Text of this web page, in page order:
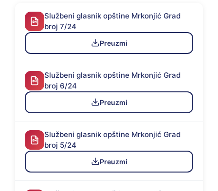
Službeni glasnik opštine Mrkonjić Grad
broj 7/24
Preuzmi
Službeni glasnik opštine Mrkonjić Grad
broj 6/24
Preuzmi
Službeni glasnik opštine Mrkonjić Grad
broj 5/24
Preuzmi